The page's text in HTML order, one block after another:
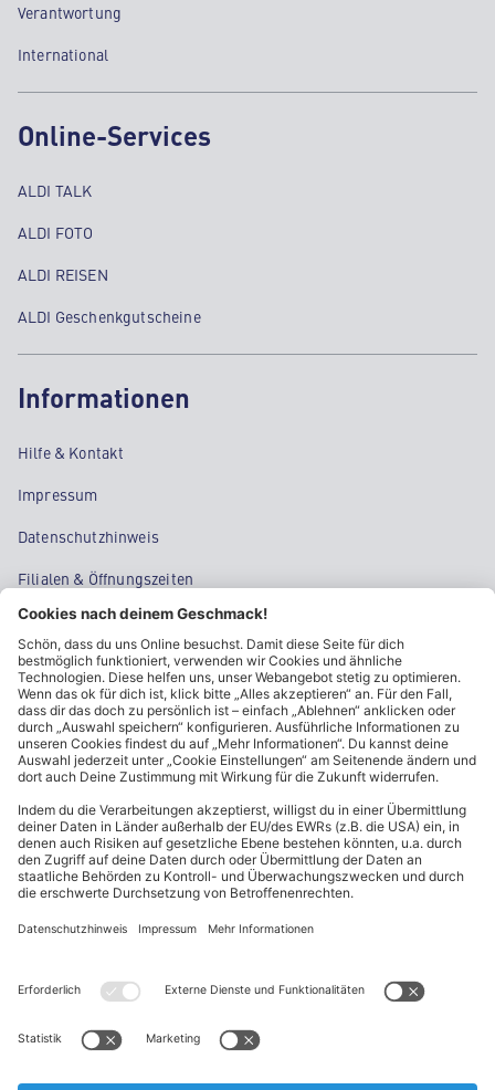
Verantwortung
International
Online-Services
ALDI TALK
ALDI FOTO
ALDI REISEN
ALDI Geschenkgutscheine
Informationen
Hilfe & Kontakt
Impressum
Datenschutzhinweis
Filialen & Öffnungszeiten
Kontakt
Cookie-Einstellungen
Kundeninformationen
ALDI Nord folgen
* Wir bitten um Beachtung, dass diese Aktionsartikel im
begrenzter Anzahl zur Verfügung stehen. Sie können daher schon